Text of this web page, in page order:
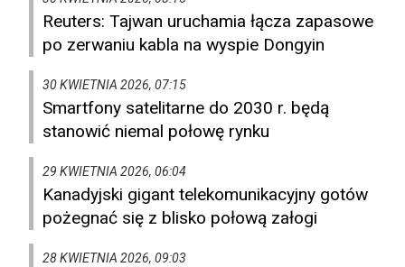
Reuters: Tajwan uruchamia łącza zapasowe
po zerwaniu kabla na wyspie Dongyin
30 KWIETNIA 2026, 07:15
Smartfony satelitarne do 2030 r. będą
stanowić niemal połowę rynku
29 KWIETNIA 2026, 06:04
Kanadyjski gigant telekomunikacyjny gotów
pożegnać się z blisko połową załogi
28 KWIETNIA 2026, 09:03